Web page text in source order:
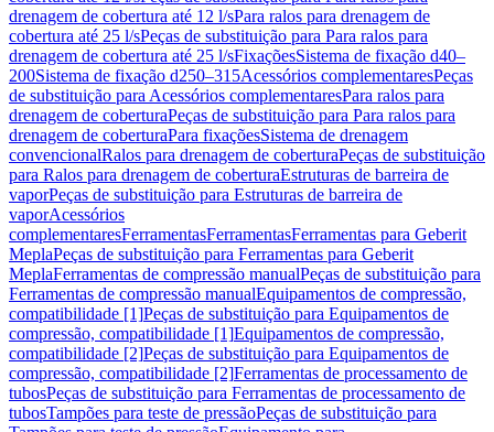
drenagem de cobertura até 12 l/sPara ralos para drenagem de
cobertura até 25 l/sPeças de substituição para Para ralos para
drenagem de cobertura até 25 l/sFixaçõesSistema de fixação d40–
200Sistema de fixação d250–315Acessórios complementaresPeças
de substituição para Acessórios complementaresPara ralos para
drenagem de coberturaPeças de substituição para Para ralos para
drenagem de coberturaPara fixaçõesSistema de drenagem
convencionalRalos para drenagem de coberturaPeças de substituição
para Ralos para drenagem de coberturaEstruturas de barreira de
vaporPeças de substituição para Estruturas de barreira de
vaporAcessórios
complementaresFerramentasFerramentasFerramentas para Geberit
MeplaPeças de substituição para Ferramentas para Geberit
MeplaFerramentas de compressão manualPeças de substituição para
Ferramentas de compressão manualEquipamentos de compressão,
compatibilidade [1]Peças de substituição para Equipamentos de
compressão, compatibilidade [1]Equipamentos de compressão,
compatibilidade [2]Peças de substituição para Equipamentos de
compressão, compatibilidade [2]Ferramentas de processamento de
tubosPeças de substituição para Ferramentas de processamento de
tubosTampões para teste de pressãoPeças de substituição para